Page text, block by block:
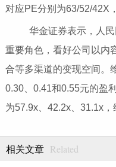
对应PE分别为63/52/42X
华金证券表示，人民
重要角色，看好公司以内
合等多渠道的变现空间。
0.30、0.41和0.55元的盈
为57.9x、42.2x、31.1x，
相关文章 Related